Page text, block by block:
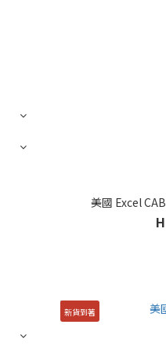
美國 Excel
新貨到著